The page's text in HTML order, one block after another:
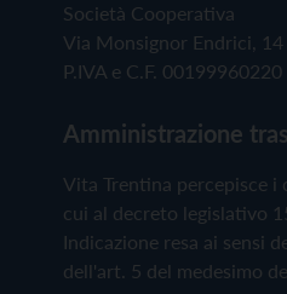
Società Cooperativa
Via Monsignor Endrici,
P.IVA e C.F. 00199960220
Amministrazione
Vita Trentina percepisce
cui al decreto legislativo
Indicazione resa ai sensi
dell'art. 5 del medesimo